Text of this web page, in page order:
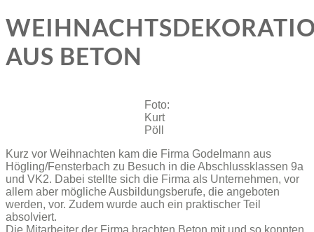
AUS BETON
Foto:
Kurt
Pöll
Kurz vor Weihnachten kam die Firma Godelmann aus
Högling/Fensterbach zu Besuch in die Abschlussklassen 9a
und VK2. Dabei stellte sich die Firma als Unternehmen, vor
allem aber mögliche Ausbildungsberufe, die angeboten
werden, vor. Zudem wurde auch ein praktischer Teil
absolviert.
Die Mitarbeiter der Firma brachten Beton mit und so konnten